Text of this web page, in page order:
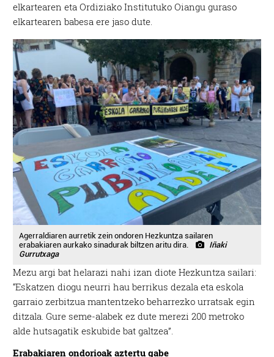
elkartearen eta Ordiziako Institutuko Oiangu guraso
elkartearen babesa ere jaso dute.
Agerraldiaren aurretik zein ondoren Hezkuntza sailaren
erabakiaren aurkako sinadurak biltzen aritu dira.
Iñaki
Gurrutxaga
Mezu argi bat helarazi nahi izan diote Hezkuntza sailari:
“Eskatzen diogu neurri hau berrikus dezala eta eskola
garraio zerbitzua mantentzeko beharrezko urratsak egin
ditzala. Gure seme-alabek ez dute merezi 200 metroko
alde hutsagatik eskubide bat galtzea”.
Erabakiaren ondorioak aztertu gabe